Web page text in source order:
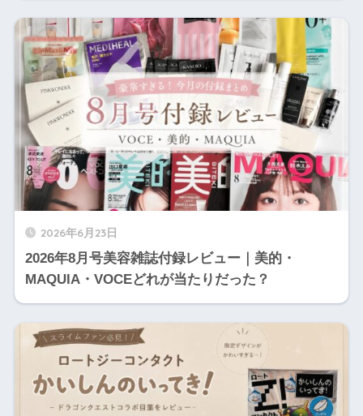
2026年6月23日
2026年8月号美容雑誌付録レビュー｜美的・
MAQUIA・VOCEどれが当たりだった？